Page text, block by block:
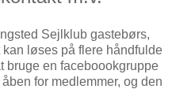
Sejlklub gastebørs,
løses på flere håndfulde
bruge en faceboookgruppe
for medlemmer, og den